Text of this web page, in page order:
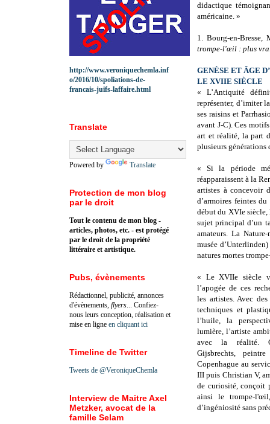
didactique
américaine. »
1. Bourg-en-
trompe-l'œil : plus
GENÈSE ET ÂGE
LE XVIIE SIÈCLE
« L’Antiquité
représenter, d’imiter
ses raisins et
avant J-C). Ces
art et réalité, la part
plusieurs générations
« Si la période
réapparaissent à la
artistes à concevoir
d’armoires feintes
début du XVIe
sujet principal d’un
amateurs. La
musée
natures mortes
« Le XVIIe siècle
l’apogée de ces
les artistes. Avec
techniques et
l’huile, la
lumière, l’artiste
avec la réalité.
Gijsbrechts,
Copenhague au
III puis Christian V,
de curiosité, conçoit
ainsi le trompe-
d’ingéniosité sans
http://www.veroniquechemla.inf
o/2016/10/spoliations-de-
francais-juifs-laffaire.html
Translate
Powered by Translate
Protection de mon blog
par le droit
Tout le contenu de mon blog -
articles, photos, etc. - est protégé
par le droit de la propriété
littéraire et artistique.
Pubs, évènements
Rédactionnel, publicité, annonces
d'évènements, flyers ... Confiez-
nous leurs conception, réalisation et
mise en ligne en cliquant ici
Timeline de Twitter
Tweets de @VeroniqueChemla
Interview de Maitre Axel
Metzker, avocat de la
famille Selam